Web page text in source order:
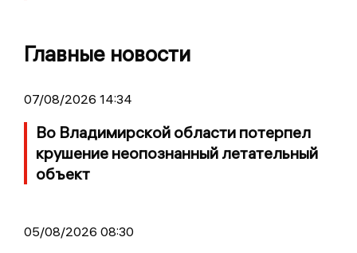
Главные новости
07/08/2026 14:34
Во Владимирской области потерпел
крушение неопознанный летательный
объект
05/08/2026 08:30